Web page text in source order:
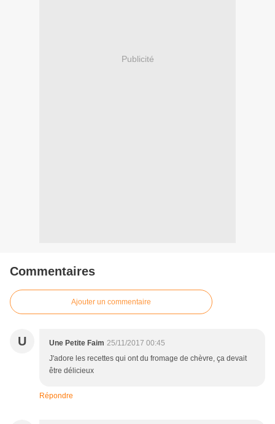
Publicité
Commentaires
Ajouter un commentaire
U Une Petite Faim 25/11/2017 00:45
J'adore les recettes qui ont du fromage de chèvre, ça devait
être délicieux
Répondre